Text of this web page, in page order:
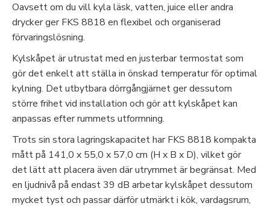
Oavsett om du vill kyla läsk, vatten, juice eller andra
drycker ger FKS 8818 en flexibel och organiserad
förvaringslösning.
Kylskåpet är utrustat med en justerbar termostat som
gör det enkelt att ställa in önskad temperatur för optimal
kylning. Det utbytbara dörrgångjärnet ger dessutom
större frihet vid installation och gör att kylskåpet kan
anpassas efter rummets utformning.
Trots sin stora lagringskapacitet har FKS 8818 kompakta
mått på 141,0 x 55,0 x 57,0 cm (H x B x D), vilket gör
det lätt att placera även där utrymmet är begränsat. Med
en ljudnivå på endast 39 dB arbetar kylskåpet dessutom
mycket tyst och passar därför utmärkt i kök, vardagsrum,